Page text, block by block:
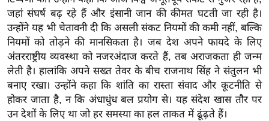
ग
त
ऑ
टो
व
र्ल्ड
न्यू
जहां संघर्ष बढ़ रहे हैं और इंसानी जान की कीमत घटती जा रही है।
उन्होंने यह भी चेतावनी दी कि असली संकट नियमों की कमी नहीं, बल्कि
नियमों को तोड़ने की मानसिकता है। जब देश अपने फायदे के लिए
अंतरराष्ट्रीय व्यवस्था को नजरअंदाज करते हैं, तब अराजकता ही जन्म
लेती है। हालांकि अपने सख्त तेवर के बीच राजनाथ सिंह ने संतुलन भी
बनाए रखा। उन्होंने कहा कि शांति का रास्ता संवाद और कूटनीति से
होकर जाता है, न कि अंधाधुंध बल प्रयोग से। यह संदेश खास तौर पर
उन देशों के लिए था जो हर समस्या का हल ताकत में ढूंढ़ते हैं।